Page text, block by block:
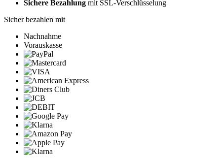
Sichere Bezahlung mit SSL-Verschlüsselung
Sicher bezahlen mit
Nachnahme
Vorauskasse